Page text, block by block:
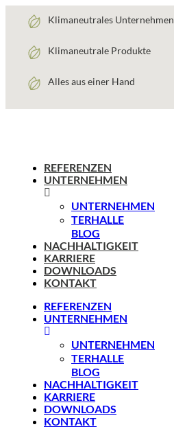
Inhalt
Klimaneutrales Unternehmen
Klimaneutrale Produkte
Alles aus einer Hand
REFERENZEN
UNTERNEHMEN
UNTERNEHMEN
TERHALLE
BLOG
NACHHALTIGKEIT
KARRIERE
DOWNLOADS
KONTAKT
REFERENZEN
UNTERNEHMEN
UNTERNEHMEN
TERHALLE
BLOG
NACHHALTIGKEIT
KARRIERE
DOWNLOADS
KONTAKT